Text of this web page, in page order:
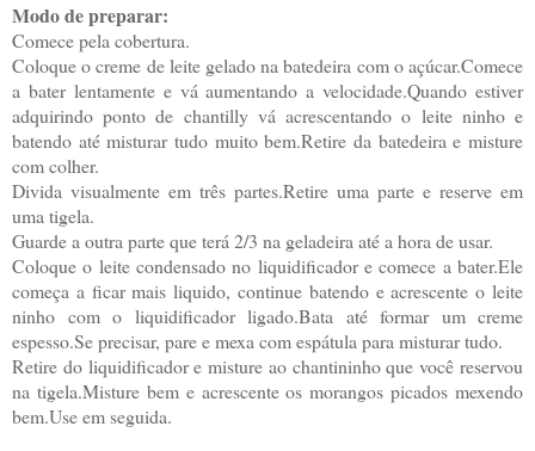
Modo de preparar:
Comece pela cobertura.
Coloque o creme de leite gelado na batedeira com o açúcar.Comece
a bater lentamente e vá aumentando a velocidade.Quando estiver
adquirindo ponto de chantilly vá acrescentando o leite ninho e
batendo até misturar tudo muito bem.Retire da batedeira e misture
com colher.
Divida visualmente em três partes.Retire uma parte e reserve em
uma tigela.
Guarde a outra parte que terá 2/3 na geladeira até a hora de usar.
Coloque o leite condensado no liquidificador e comece a bater.Ele
começa a ficar mais liquido, continue batendo e acrescente o leite
ninho com o liquidificador ligado.Bata até formar um creme
espesso.Se precisar, pare e mexa com espátula para misturar tudo.
Retire do liquidificador e misture ao chantininho que você reservou
na tigela.Misture bem e acrescente os morangos picados mexendo
bem.Use em seguida.